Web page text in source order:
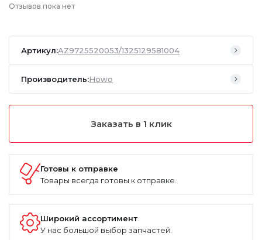
Отзывов пока нет
Артикул:AZ9725520053/1325129581004
Производитель:Howo
Заказать в 1 клик
Готовы к отправке
Товары всегда готовы к отправке.
Широкий ассортимент
У нас большой выбор запчастей.